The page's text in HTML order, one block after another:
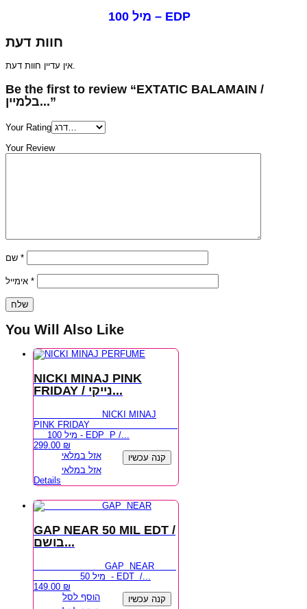
100 מיל – EDP
חוות דעת
Be the first to review “EXTATIC BALAMAIN /
בלמיין...”
Your Rating
Your Review
*
*
You Will Also Like
NICKI MINAJ PINK
FRIDAY / נייקי...
NICKI MINAJ
PINK FRIDAY
100 מיל - EDP P /...
299.00 ₪
אזל במלאי
קנה עכשיו
אזל במלאי
Details
GAP NEAR 50 MIL EDT /
בושם...
GAP NEAR
50 מיל - EDT /...
149.00 ₪
הוסף לסל
קנה עכשיו